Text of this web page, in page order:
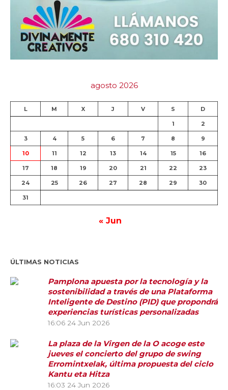
agosto 2026
L M X J V S D
1 2
3 4 5 6 7 8 9
10 11 12 13 14 15 16
17 18 19 20 21 22 23
24 25 26 27 28 29 30
31
« Jun
ÚLTIMAS NOTICIAS
Pamplona apuesta por la tecnología y la
sostenibilidad a través de una Plataforma
Inteligente de Destino (PID) que propondrá
experiencias turísticas personalizadas
16:06 24 Jun 2026
La plaza de la Virgen de la O acoge este
jueves el concierto del grupo de swing
Erromintxelak, última propuesta del ciclo
Kantu eta Hitza
16:03 24 Jun 2026